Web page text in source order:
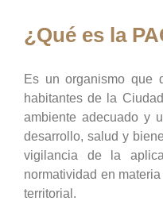
¿Qué es la
Es un organismo que
habitantes de la
ambiente adecuado y
desarrollo, salud y
vigilancia de la
normatividad en
territorial.